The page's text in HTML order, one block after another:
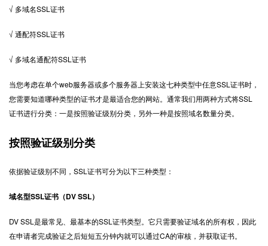
√ 多域名SSL证书
√ 通配符SSL证书
√ 多域名通配符SSL证书
当您考虑在单个web服务器或多个服务器上安装这七种类型中任意SSL证书时，
您需要知道哪种类型的证书才是最适合您的网站。通常我们用两种方式将SSL
证书进行分类：一是按照验证级别分类，另外一种是按照域名数量分类。
按照验证级别分类
依据验证级别不同，SSL证书可分为以下三种类型：
域名型SSL证书（DV SSL）
DV SSL是最常见、最基本的SSL证书类型。它只需要验证域名的所有权，因此
在申请者完成验证之后短短五分钟内就可以通过CA的审核，并获取证书。